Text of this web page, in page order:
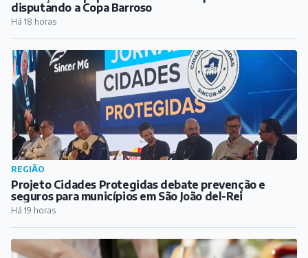
Projeto Cidades Protegidas debate prevenção e
seguros para municípios em São João del-Rei
Há 19 horas
REGIÃO
Festival Gastronômico e Cultural de Antônio Carlos
começa nesta sexta-feira
Há 20 horas